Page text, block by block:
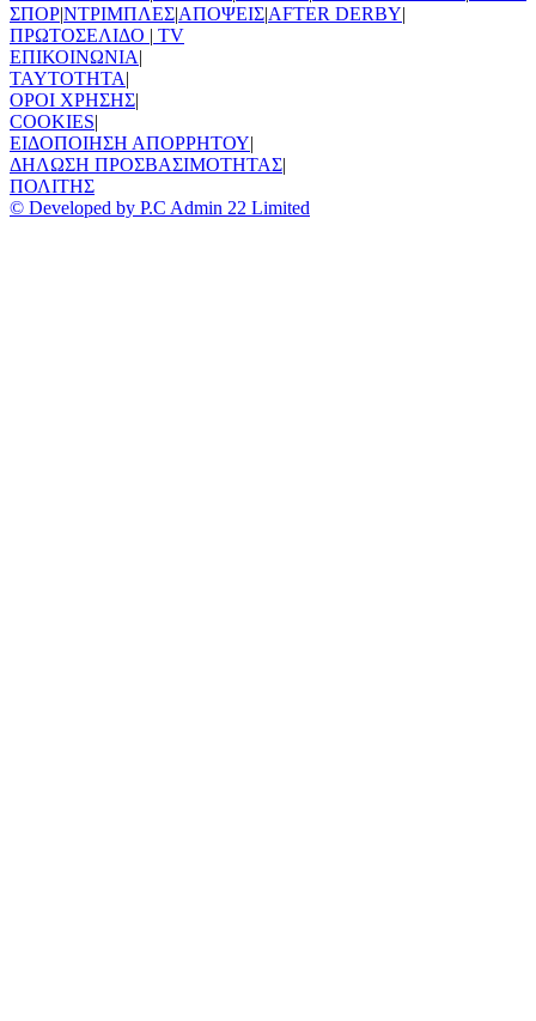
ΣΠΟΡ|ΝΤΡΙΜΠΛΕΣ|ΑΠΟΨΕΙΣ|AFTER DERBY|
ΠΡΩΤΟΣΕΛΙΔΟ | TV
ΕΠΙΚΟΙΝΩΝΙΑ|
TAYTOTHTA|
ΟΡΟΙ ΧΡΗΣΗΣ|
COOKIES|
ΕΙΔΟΠΟΙΗΣΗ ΑΠΟΡΡΗΤΟΥ|
ΔΗΛΩΣΗ ΠΡΟΣΒΑΣΙΜΟΤΗΤΑΣ|
ΠΟΛΙΤΗΣ
© Developed by P.C Admin 22 Limited